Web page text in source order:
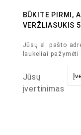
BŪKITE PIRMI,
VERŽLIASUKIS
Jūsų el. pašto
laukeliai pažymėti
Jūsų
įvertinimas